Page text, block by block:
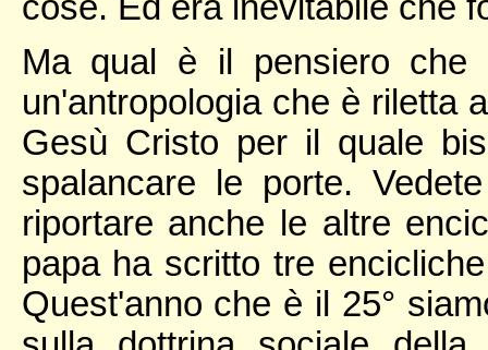
Ma qual è il pensiero
un'antropologia che è riletta
Gesù Cristo per il quale
spalancare le porte.
riportare anche le altre
papa ha scritto tre
Quest'anno che è il 25°